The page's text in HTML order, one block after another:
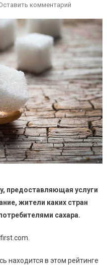
комментарийк
заняли
седьмое
место
в
мире
по
сахара
, предоставляющая услуги
жители каких стран
сахара.
находится в этом рейтинге